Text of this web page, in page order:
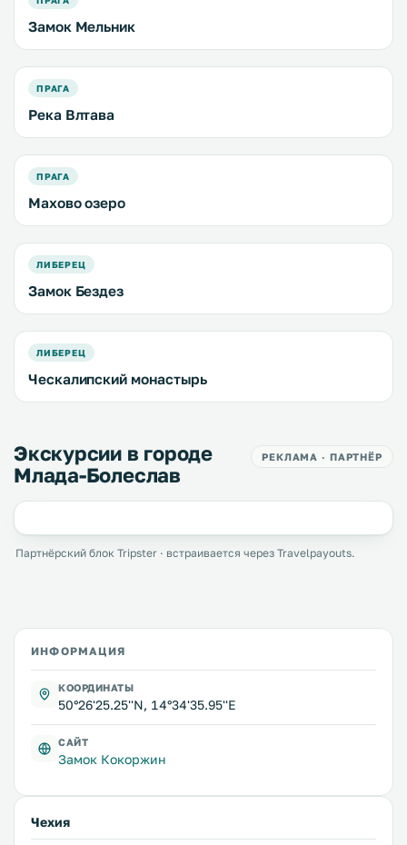
Замок Мельник
ПРАГА
Река Влтава
ПРАГА
Махово озеро
ЛИБЕРЕЦ
Замок Бездез
ЛИБЕРЕЦ
Ческалипский монастырь
Экскурсии в городе
Млада-Болеслав
РЕКЛАМА · ПАРТНЁР
Партнёрский блок Tripster · встраивается через Travelpayouts.
ИНФОРМАЦИЯ
КООРДИНАТЫ
50°26'25.25''N, 14°34'35.95''E
САЙТ
Замок Кокоржин
Чехия